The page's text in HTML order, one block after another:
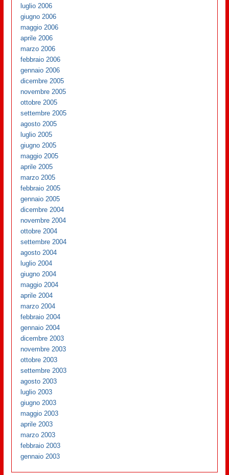
luglio 2006
giugno 2006
maggio 2006
aprile 2006
marzo 2006
febbraio 2006
gennaio 2006
dicembre 2005
novembre 2005
ottobre 2005
settembre 2005
agosto 2005
luglio 2005
giugno 2005
maggio 2005
aprile 2005
marzo 2005
febbraio 2005
gennaio 2005
dicembre 2004
novembre 2004
ottobre 2004
settembre 2004
agosto 2004
luglio 2004
giugno 2004
maggio 2004
aprile 2004
marzo 2004
febbraio 2004
gennaio 2004
dicembre 2003
novembre 2003
ottobre 2003
settembre 2003
agosto 2003
luglio 2003
giugno 2003
maggio 2003
aprile 2003
marzo 2003
febbraio 2003
gennaio 2003